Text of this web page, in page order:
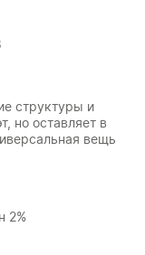
структуры и
но оставляет в
вещь
2%